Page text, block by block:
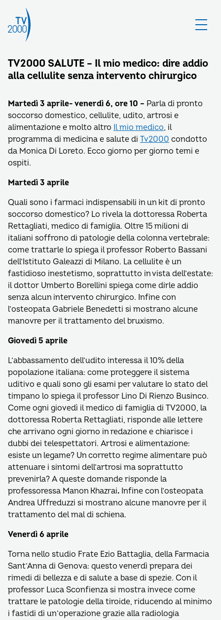
TV2000 SALUTE – Il mio medico: dire addio
alla cellulite senza intervento chirurgico
Martedì 3 aprile- venerdì 6, ore 10 – Parla di pronto
soccorso domestico, cellulite, udito, artrosi e
alimentazione e molto altro Il mio medico, il
programma di medicina e salute di Tv2000 condotto
da Monica Di Loreto. Ecco giorno per giorno temi e
ospiti.
Martedì 3 aprile
Quali sono i farmaci indispensabili in un kit di pronto
soccorso domestico? Lo rivela la dottoressa Roberta
Rettagliati, medico di famiglia. Oltre 15 milioni di
italiani soffrono di patologie della colonna vertebrale:
come trattarle lo spiega il professor Roberto Bassani
dell’Istituto Galeazzi di Milano. La cellulite è un
fastidioso inestetismo, soprattutto in vista dell’estate:
il dottor Umberto Borellini spiega come dirle addio
senza alcun intervento chirurgico. Infine con
l’osteopata Gabriele Benedetti si mostrano alcune
manovre per il trattamento del bruxismo.
Giovedì 5 aprile
L’abbassamento dell’udito interessa il 10% della
popolazione italiana: come proteggere il sistema
uditivo e quali sono gli esami per valutare lo stato del
timpano lo spiega il professor Lino Di Rienzo Businco.
Come ogni giovedì il medico di famiglia di TV2000, la
dottoressa Roberta Rettagliati, risponde alle lettere
che arrivano ogni giorno in redazione e chiarisce i
dubbi dei telespettatori. Artrosi e alimentazione:
esiste un legame? Un corretto regime alimentare può
attenuare i sintomi dell’artrosi ma soprattutto
prevenirla? A queste domande risponde la
professoressa Manon Khazrai. Infine con l’osteopata
Andrea Uffreduzzi si mostrano alcune manovre per il
trattamento del mal di schiena.
Venerdì 6 aprile
Torna nello studio Frate Ezio Battaglia, della Farmacia
Sant’Anna di Genova: questo venerdì prepara dei
rimedi di bellezza e di salute a base di spezie. Con il
professor Luca Sconfienza si mostra invece come
trattare le patologie della tiroide, riducendo al minimo
i fastidi di un’operazione grazie alla radiologia